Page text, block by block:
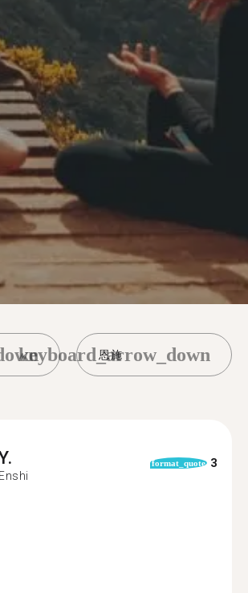
恩施
keyboard_arrow_down
Enshi
format_quote 3